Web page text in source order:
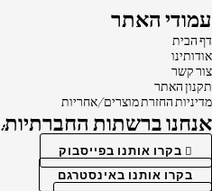
עמודי האתר
דף הבית
אודותינו
צור קשר
תקנון האתר
מדיניות החזרת מוצרים/אחריות
אנחנו ברשתות החברתיות:
בקרו אותנו בפייסבוק
בקרו אותנו באינסטרגם